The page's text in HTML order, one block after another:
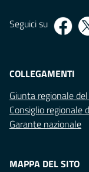
Seguici su
COLLEGAMENTI
Giunta regionale
Consiglio regionale
Garante nazionale
MAPPA DEL SITO